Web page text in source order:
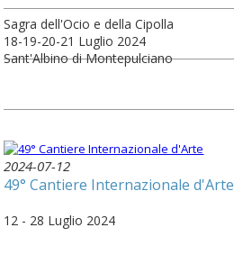
Sagra dell'Ocio e della Cipolla
18-19-20-21 Luglio 2024
Sant'Albino di Montepulciano
2024-07-12
49° Cantiere Internazionale d'Arte
12 - 28 Luglio 2024